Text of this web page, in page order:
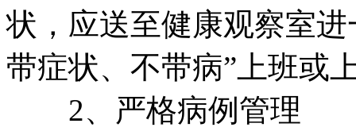
状，应送至健康观察室
带症状、不带病”上班或
2、严格病例管理